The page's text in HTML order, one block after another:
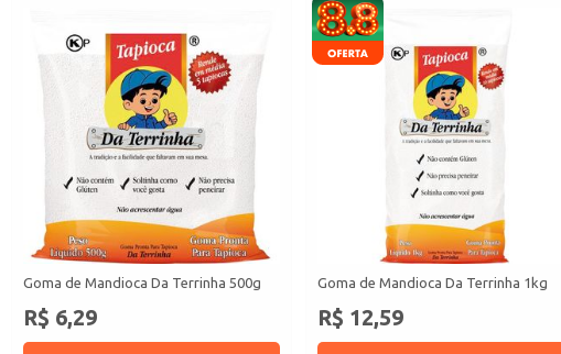
Goma de Mandioca Da Terrinha 500g
R$ 6,29
Goma de Mandioca Da Terrinha 1kg
R$ 12,59